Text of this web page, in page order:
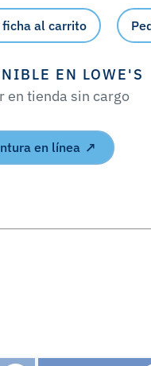
ficha al carrito
EN LOWE'S
en tienda sin cargo
en línea